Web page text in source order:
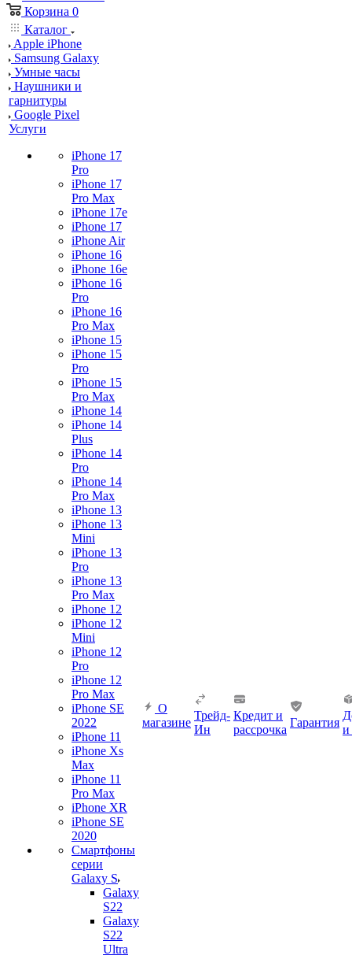
Корзина 0
Каталог
Apple iPhone
Samsung Galaxy
Умные часы
Наушники и
гарнитуры
Google Pixel
Услуги
iPhone 17
Pro
iPhone 17
Pro Max
iPhone 17e
iPhone 17
iPhone Air
iPhone 16
iPhone 16e
iPhone 16
Pro
iPhone 16
Pro Max
iPhone 15
iPhone 15
Pro
iPhone 15
Pro Max
iPhone 14
iPhone 14
Plus
iPhone 14
Pro
iPhone 14
Pro Max
iPhone 13
iPhone 13
Mini
iPhone 13
Pro
iPhone 13
Pro Max
iPhone 12
iPhone 12
Mini
iPhone 12
Pro
iPhone 12
Pro Max
iPhone SE
2022
iPhone 11
iPhone Xs
Max
iPhone 11
Pro Max
iPhone XR
iPhone SE
2020
Смартфоны
серии
Galaxy S
Galaxy
S22
Galaxy
S22
Ultra
О
магазине
Трейд-
Ин
Кредит и
рассрочка
Гарантия
и